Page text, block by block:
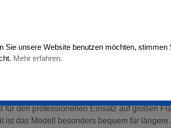
unsere Website benutzen möchten,
Mehr erfahren.
für den professionellen Einsatz auf großen
ist das Modell besonders bequem für